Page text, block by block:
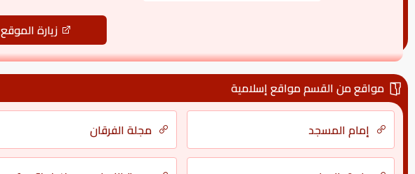
زيارة الموقع
مواقع من القسم مواقع إسلامية
إمام المسجد
مجلة الفرقان